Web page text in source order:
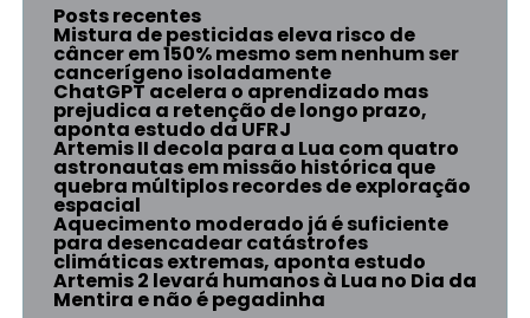
Posts recentes
Mistura de pesticidas eleva risco de
câncer em 150% mesmo sem nenhum ser
cancerígeno isoladamente
ChatGPT acelera o aprendizado mas
prejudica a retenção de longo prazo,
aponta estudo da UFRJ
Artemis II decola para a Lua com quatro
astronautas em missão histórica que
quebra múltiplos recordes de exploração
espacial
Aquecimento moderado já é suficiente
para desencadear catástrofes
climáticas extremas, aponta estudo
Artemis 2 levará humanos à Lua no Dia da
Mentira e não é pegadinha